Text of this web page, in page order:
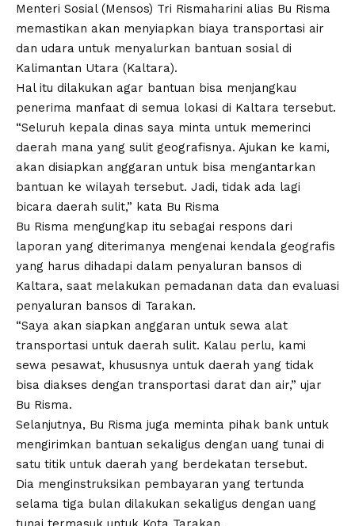
Menteri Sosial (Mensos) Tri Rismaharini alias Bu Risma
memastikan akan menyiapkan biaya transportasi air
dan udara untuk menyalurkan bantuan sosial di
Kalimantan Utara (Kaltara).
Hal itu dilakukan agar bantuan bisa menjangkau
penerima manfaat di semua lokasi di Kaltara tersebut.
“Seluruh kepala dinas saya minta untuk memerinci
daerah mana yang sulit geografisnya. Ajukan ke kami,
akan disiapkan anggaran untuk bisa mengantarkan
bantuan ke wilayah tersebut. Jadi, tidak ada lagi
bicara daerah sulit,” kata Bu Risma
Bu Risma mengungkap itu sebagai respons dari
laporan yang diterimanya mengenai kendala geografis
yang harus dihadapi dalam penyaluran bansos di
Kaltara, saat melakukan pemadanan data dan evaluasi
penyaluran bansos di Tarakan.
“Saya akan siapkan anggaran untuk sewa alat
transportasi untuk daerah sulit. Kalau perlu, kami
sewa pesawat, khususnya untuk daerah yang tidak
bisa diakses dengan transportasi darat dan air,” ujar
Bu Risma.
Selanjutnya, Bu Risma juga meminta pihak bank untuk
mengirimkan bantuan sekaligus dengan uang tunai di
satu titik untuk daerah yang berdekatan tersebut.
Dia menginstruksikan pembayaran yang tertunda
selama tiga bulan dilakukan sekaligus dengan uang